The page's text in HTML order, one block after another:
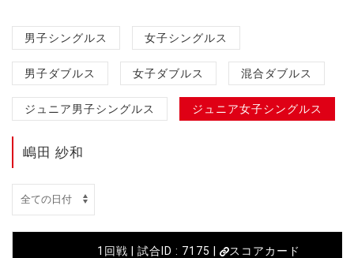
男子シングルス 女子シングルス
男子ダブルス 女子ダブルス 混合ダブルス
ジュニア男子シングルス ジュニア女子シングルス
嶋田 紗和
1回戦 | 試合ID : 7175 | スコアカード